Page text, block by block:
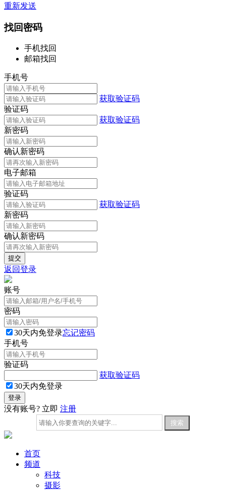
重新发送
找回密码
手机找回
邮箱找回
手机号
获取验证码
验证码
获取验证码
新密码
确认新密码
电子邮箱
验证码
获取验证码
新密码
确认新密码
返回登录
账号
密码
30天内免登录忘记密码
手机号
验证码
获取验证码
30天内免登录
没有账号? 立即 注册
首页
频道
科技
摄影